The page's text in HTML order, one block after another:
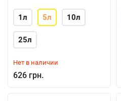
1л 5л 10л
25л
Нет в наличии
626 грн.